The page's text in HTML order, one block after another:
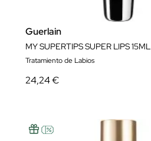
Guerlain
MY SUPERTIPS SUPER LIPS 15ML
Tratamiento de Labios
24,24 €